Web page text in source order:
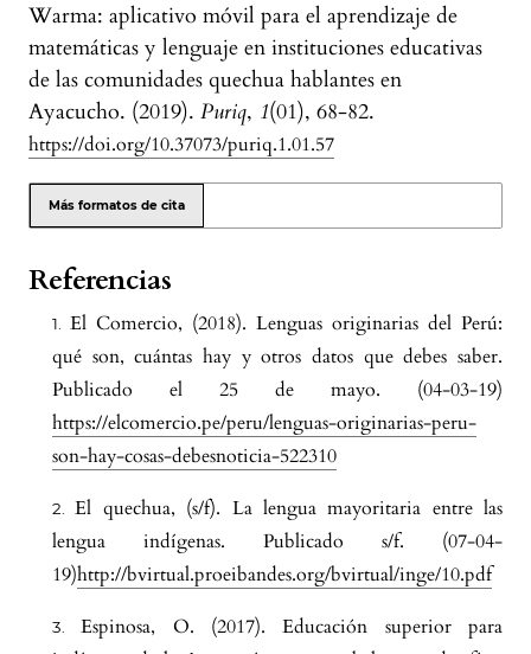
Warma: aplicativo móvil para el aprendizaje de
matemáticas y lenguaje en instituciones educativas
de las comunidades quechua hablantes en
Ayacucho. (2019). Puriq, 1(01), 68-82.
https://doi.org/10.37073/puriq.1.01.57
Más formatos de cita
Referencias
El Comercio, (2018). Lenguas originarias del Perú:
qué son, cuántas hay y otros datos que debes saber.
Publicado el 25 de mayo. (04-03-19)
https://elcomercio.pe/peru/lenguas-originarias-peru-
son-hay-cosas-debesnoticia-522310
El quechua, (s/f). La lengua mayoritaria entre las
lengua indígenas. Publicado s/f. (07-04-
19)http://bvirtual.proeibandes.org/bvirtual/inge/10.pdf
Espinosa, O. (2017). Educación superior para